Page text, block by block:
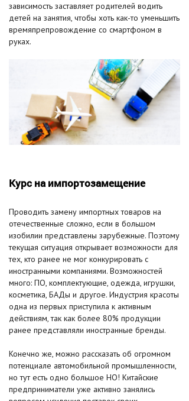
зависимость заставляет родителей водить
детей на занятия, чтобы хоть как-то уменьшить
времяпрепровождение со смартфоном в
руках.
Курс на импортозамещение
Проводить замену импортных товаров на
отечественные сложно, если в большом
изобилии представлены зарубежные. Поэтому
текущая ситуация открывает возможности для
тех, кто ранее не мог конкурировать с
иностранными компаниями. Возможностей
много: ПО, комплектующие, одежда, игрушки,
косметика, БАДы и другое. Индустрия красоты
одна из первых приступила к активным
действиям, так как более 80% продукции
ранее представляли иностранные бренды.
Конечно же, можно рассказать об огромном
потенциале автомобильной промышленности,
но тут есть одно большое НО! Китайские
предприниматели уже активно занялись